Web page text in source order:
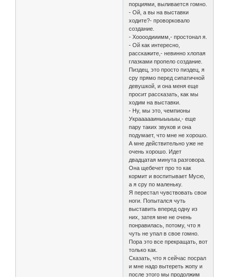
порциями, выливается гомно.
- Ой, а вы на выставки
ходите?- проворковало
создание.
- Хоооодииимм,- простонал я.
- Ой как интересно,
расскажите,- невинно хлопая
глазками пропело создание.
Пиздец, это просто пиздец, я
сру прямо перед сипатичной
девушкой, и она меня еще
просит рассказать, как мы
ходим на выставки.
- Ну, мы это, чемпионы
Украааааиныыыыы,- еще
пару таких звуков и она
подумает, что мне не хорошо.
А мне действительно уже не
очень хорошо. Идет
двадцатая минута разговора.
Она щебечет про то как
кормит и воспитывает Мусю,
а я сру по маленьку.
Я перестал чувствовать свои
ноги. Попытался чуть
выставить вперед одну из
них, затея мне не очень
понравилась, потому, что я
чуть не упал в свое гомно.
Пора это все прекращать, вот
только как.
Сказать, что я сейчас посрал
и мне надо вытереть жопу и
после этого мы продолжим